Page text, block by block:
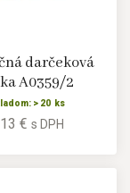
darčeková
A0359/2
> 20 ks
€s DPH